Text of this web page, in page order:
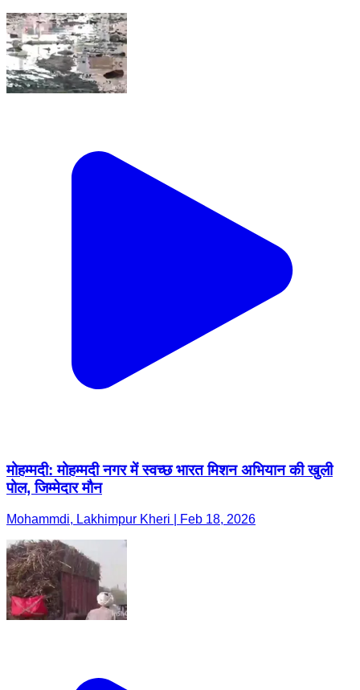
मोहम्मदी: मोहम्मदी नगर में स्वच्छ भारत मिशन अभियान की खुली
पोल, जिम्मेदार मौन
Mohammdi, Lakhimpur Kheri | Feb 18, 2026